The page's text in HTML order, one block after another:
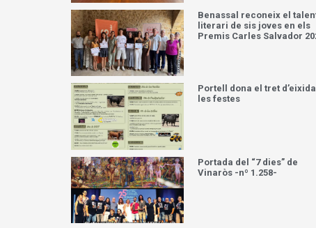
Benassal reconeix el
literari de sis joves en els
Premis Carles Salvador
Portell dona el tret
les festes
Portada del “7 dies” de
Vinaròs -nº 1.258-